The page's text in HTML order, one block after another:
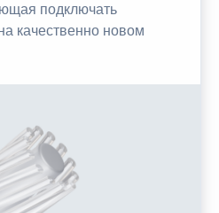
подключать
качественно новом